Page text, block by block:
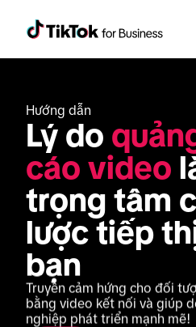
Hướng dẫn
Lý do
cáo video
trọng tâm
lược tiếp
bạn
Truyền cảm hứng cho đối
bằng video kết nối và giúp
nghiệp phát triển mạnh mẽ!